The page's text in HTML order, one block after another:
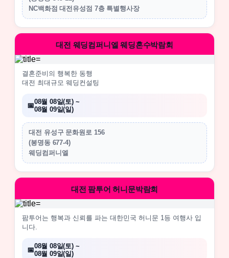
NC백화점 대전유성점 7층 특별행사장
대전 웨딩컴퍼니엘 웨딩혼수박람회
결혼준비의 행복한 동행
대전 최대규모 웨딩컨설팅
08월 08일(토) ~
08월 09일(일)
대전 유성구 문화원로 156
(봉명동 677-4)
웨딩컴퍼니엘
대전 팜투어 허니문박람회
팜투어는 행복과 신뢰를 파는 대한민국 허니문 1등 여행사 입
니다.
08월 08일(토) ~
08월 09일(일)